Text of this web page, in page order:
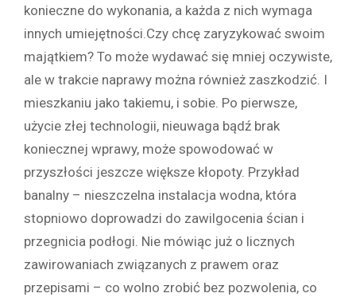
konieczne do wykonania, a każda z nich wymaga
innych umiejętności.Czy chcę zaryzykować swoim
majątkiem? To może wydawać się mniej oczywiste,
ale w trakcie naprawy można również zaszkodzić. I
mieszkaniu jako takiemu, i sobie. Po pierwsze,
użycie złej technologii, nieuwaga bądź brak
koniecznej wprawy, może spowodować w
przyszłości jeszcze większe kłopoty. Przykład
banalny – nieszczelna instalacja wodna, która
stopniowo doprowadzi do zawilgocenia ścian i
przegnicia podłogi. Nie mówiąc już o licznych
zawirowaniach związanych z prawem oraz
przepisami – co wolno zrobić bez pozwolenia, co